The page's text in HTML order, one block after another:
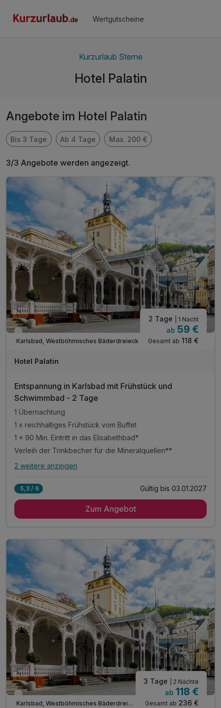
Wertgutscheine
Kurzurlaub Sterne
Hotel Palatin
Angebote im Hotel Palatin
Bis 3 Tage Ab 4 Tage Max. 200 €
3/3 Angebote werden angezeigt.
Verfügbar bis Dezember
Karlsbad, Westböhmisches Bäderdreieck
2 Tage | 1 Nacht
ab 59 €
Gesamt ab 118 €
Hotel Palatin
Entspannung in Karlsbad mit Frühstück und
Schwimmbad - 2 Tage
1 Übernachtung
1 x reichhaltiges Frühstück vom Buffet
1 × 90 Min. Eintritt in das Elisabethbad*
Verleih der Trinkbecher für die Mineralquellen**
Alle Inklusivleistungen
1 x reichhaltiges Frühstück vom Buffet
1 x Karlsbader Oblaten im Zimmer
inkl. WLAN Nutzung im Hotel
2 weitere anzeigen
5,3 / 6 Gültig bis 03.01.2027
Zum Angebot
Verfügbar bis Dezember
Karlsbad, Westböhmisches Bäderdreieck
3 Tage | 2 Nächte
ab 118 €
Gesamt ab 236 €